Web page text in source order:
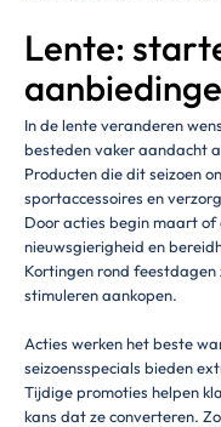
Lente:
In de lente veranderen
besteden vaker aandacht
Producten die dit seizoen
sportaccessoires en
Door acties begin maart
nieuwsgierigheid en
Kortingen rond feestdagen
stimuleren aankopen.
Acties werken het beste
seizoensspecials bieden
Tijdige promoties helpen
kans dat ze converteren.